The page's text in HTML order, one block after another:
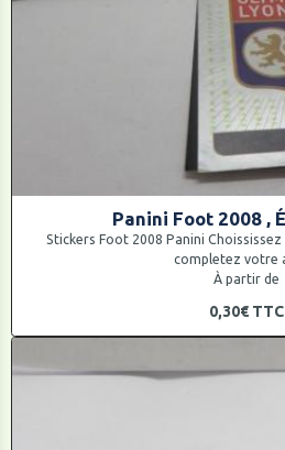
Panini Foot
Stickers Foot 2008 Panini
completez votre
À partir de
0,30€ TTC